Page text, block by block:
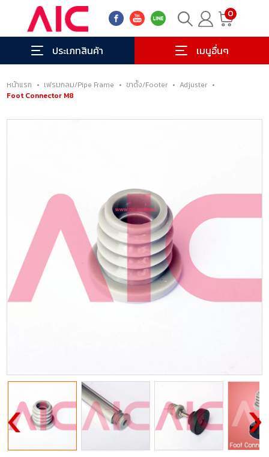
0
ประเภทสินค้า เมนูอื่นๆ
หน้าแรก • เฟรมกลม/Pipe Frame • ขาตั้ง/Footer • Adjuster •
Foot Connector M8